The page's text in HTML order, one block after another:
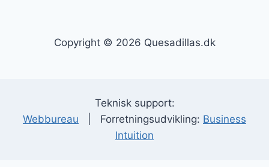
Copyright © 2026 Quesadillas.dk
Teknisk support:
Webbureau | Forretningsudvikling: Business
Intuition